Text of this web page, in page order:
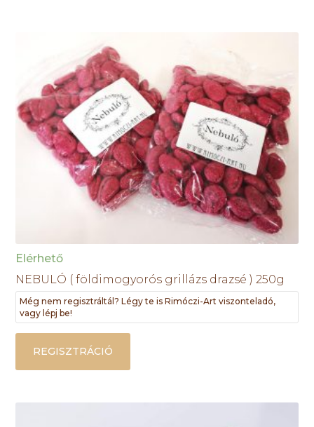
Elérhető
NEBULÓ ( földimogyorós grillázs drazsé ) 250g
Még nem regisztráltál? Légy te is Rimóczi-Art viszonteladó,
vagy lépj be!
REGISZTRÁCIÓ